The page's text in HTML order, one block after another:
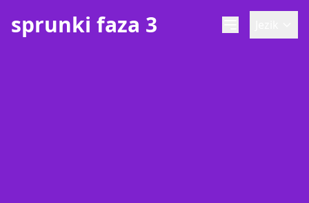
sprunki faza 3